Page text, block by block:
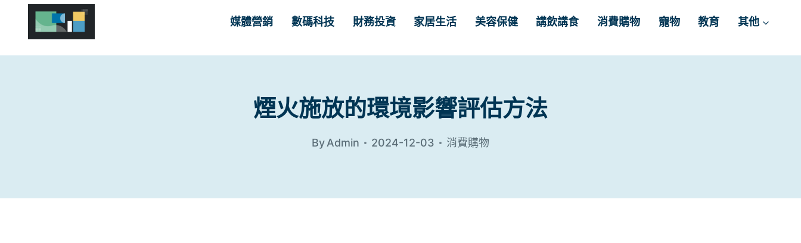
content
媒體營銷 數碼科技 財務投資 家居生活 美容保健 講飲講食 消費購物 寵物 教育 其他
煙火施放的環境影響評估方法
ByAdmin 2024-12-03 消費購物